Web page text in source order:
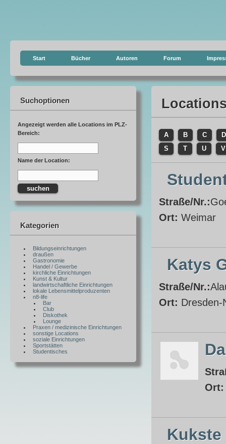
Start Bücher Autoren Forum
Suchoptionen
Angezeigt werden alle Locations im PLZ-
Bereich:
Name der Location:
Kategorien
Bildungseinrichtungen
draußen
Gastronomie
Handel / Gewerbe
kirchliche Einrichtungen
Kunst & Kultur
landwirtschaftliche Einrichtungen
lokale Lebensmittelproduzenten
n8-life
Bar
Club
Diskothek
Lounge
Praxen / medizinische Einrichtungen
sonstige Locations
soziale Einrichtungen
Sportstätten
Studentisches
A B C
D
S
T U V
Straße/Nr.:
Ort: Weimar
Katys
Straße/Nr.:
Ort: Dresden-
Kukste